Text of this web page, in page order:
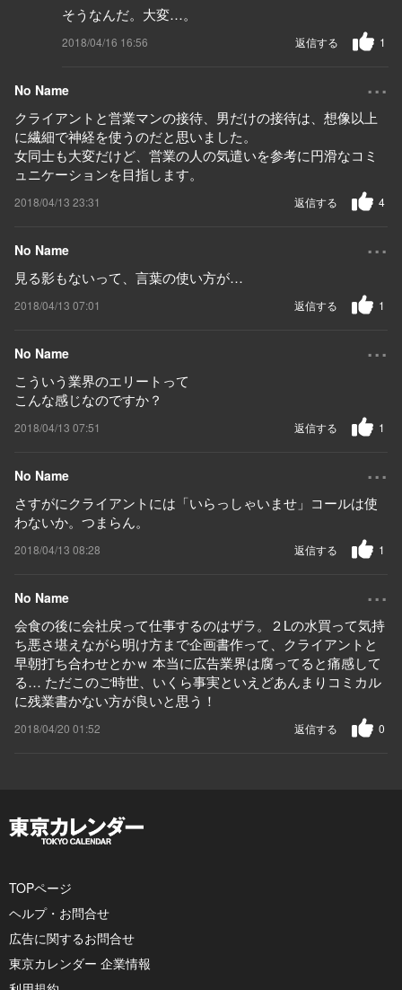
そうなんだ。大変…。
2018/04/16 16:56 1
返信する
No Name ...
クライアントと営業マンの接待、男だけの接待は、想像以上
に繊細で神経を使うのだと思いました。
女同士も大変だけど、営業の人の気遣いを参考に円滑なコミ
ュニケーションを目指します。
2018/04/13 23:31 4
返信する
No Name ...
見る影もないって、言葉の使い方が…
2018/04/13 07:01 1
返信する
No Name ...
こういう業界のエリートって
こんな感じなのですか？
2018/04/13 07:51 1
返信する
No Name ...
さすがにクライアントには「いらっしゃいませ」コールは使
わないか。つまらん。
2018/04/13 08:28 1
返信する
No Name ...
会食の後に会社戻って仕事するのはザラ。２Lの水買って気持
ち悪さ堪えながら明け方まで企画書作って、クライアントと
早朝打ち合わせとかｗ 本当に広告業界は腐ってると痛感して
る… ただこのご時世、いくら事実といえどあんまりコミカル
に残業書かない方が良いと思う！
2018/04/20 01:52 0
返信する
TOPページ
ヘルプ・お問合せ
広告に関するお問合せ
東京カレンダー 企業情報